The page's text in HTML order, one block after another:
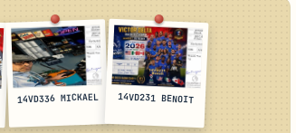
14VD336 MICKAEL 14VD231 BENOIT